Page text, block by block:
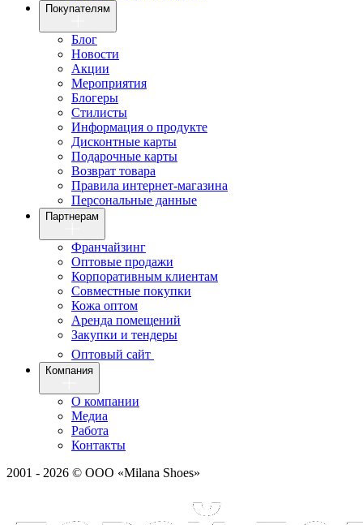
Покупателям
Блог
Новости
Акции
Мероприятия
Блогеры
Стилисты
Информация о продукте
Дисконтные карты
Подарочные карты
Возврат товара
Правила интернет-магазина
Персональные данные
Партнерам
Франчайзинг
Оптовые продажи
Корпоративным клиентам
Совместные покупки
Кожа оптом
Аренда помещений
Закупки и тендеры
Оптовый сайт
Компания
О компании
Медиа
Работа
Контакты
2001 - 2026 © ООО «Milana Shoes»